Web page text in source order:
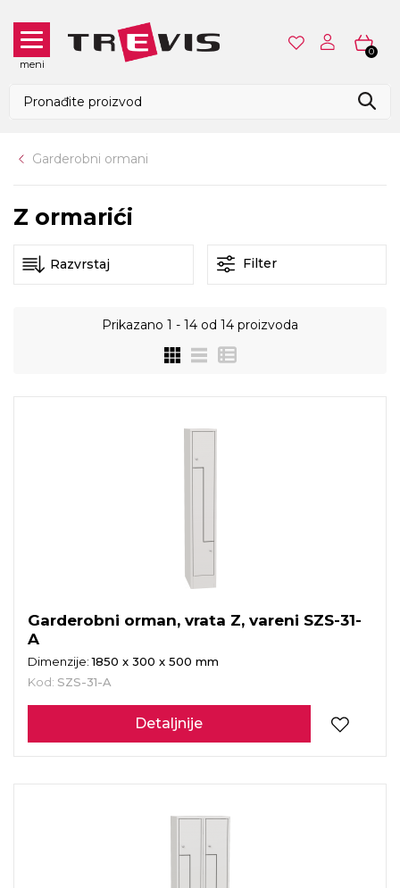
meni
0
Garderobni ormani
Z ormarići
Filter
Prikazano 1 - 14 od 14 proizvoda
Garderobni orman, vrata Z, vareni SZS-31-
A
Dimenzije:1850 x 300 x 500 mm
Kod: SZS-31-A
Detaljnije